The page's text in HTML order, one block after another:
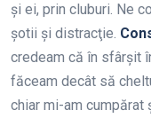
şi ei, prin cluburi. Ne
şotii şi distracţie.
credeam că în sfârşit
făceam decât să
chiar mi-am cumpărat